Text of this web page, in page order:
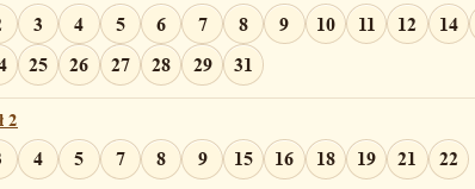
3 4 5 6 7 8 9 10 11 12 14
25 26 27 28 29 31
2
4 5 7 8 9 15 16 18 19 21 22